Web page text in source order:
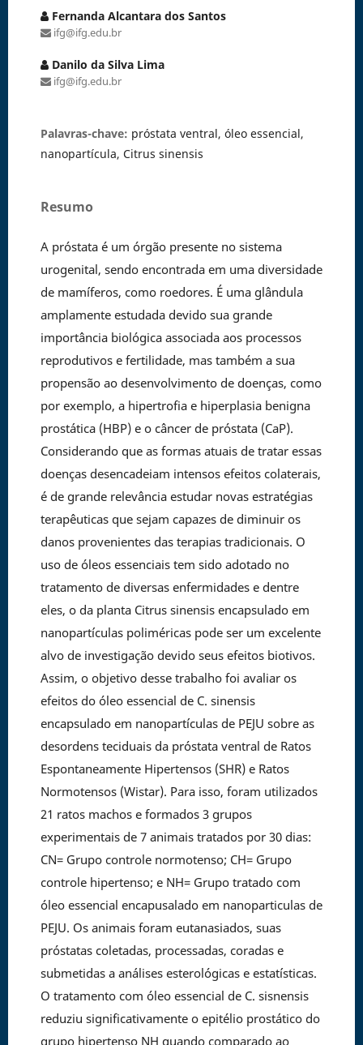
Fernanda Alcantara dos Santos
ifg@ifg.edu.br
Danilo da Silva Lima
ifg@ifg.edu.br
Palavras-chave: próstata ventral, óleo essencial,
nanopartícula, Citrus sinensis
Resumo
A próstata é um órgão presente no sistema
urogenital, sendo encontrada em uma diversidade
de mamíferos, como roedores. É uma glândula
amplamente estudada devido sua grande
importância biológica associada aos processos
reprodutivos e fertilidade, mas também a sua
propensão ao desenvolvimento de doenças, como
por exemplo, a hipertrofia e hiperplasia benigna
prostática (HBP) e o câncer de próstata (CaP).
Considerando que as formas atuais de tratar essas
doenças desencadeiam intensos efeitos colaterais,
é de grande relevância estudar novas estratégias
terapêuticas que sejam capazes de diminuir os
danos provenientes das terapias tradicionais. O
uso de óleos essenciais tem sido adotado no
tratamento de diversas enfermidades e dentre
eles, o da planta Citrus sinensis encapsulado em
nanopartículas poliméricas pode ser um excelente
alvo de investigação devido seus efeitos biotivos.
Assim, o objetivo desse trabalho foi avaliar os
efeitos do óleo essencial de C. sinensis
encapsulado em nanopartículas de PEJU sobre as
desordens teciduais da próstata ventral de Ratos
Espontaneamente Hipertensos (SHR) e Ratos
Normotensos (Wistar). Para isso, foram utilizados
21 ratos machos e formados 3 grupos
experimentais de 7 animais tratados por 30 dias:
CN= Grupo controle normotenso; CH= Grupo
controle hipertenso; e NH= Grupo tratado com
óleo essencial encapusalado em nanoparticulas de
PEJU. Os animais foram eutanasiados, suas
próstatas coletadas, processadas, coradas e
submetidas a análises esterológicas e estatísticas.
O tratamento com óleo essencial de C. sisnensis
reduziu significativamente o epitélio prostático do
grupo hipertenso NH quando comparado ao